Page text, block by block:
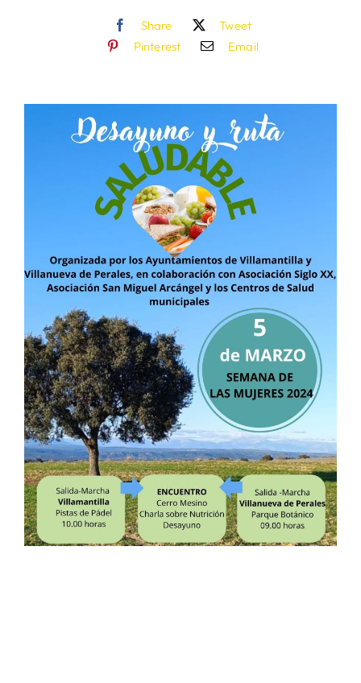
Share
Tweet
Pinterest
Email